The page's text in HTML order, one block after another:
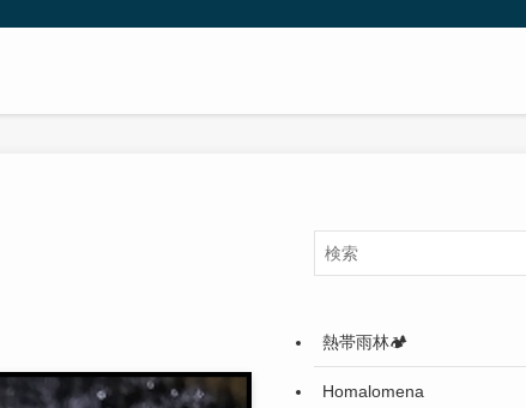
熱帯雨林🏕️
Homalomena